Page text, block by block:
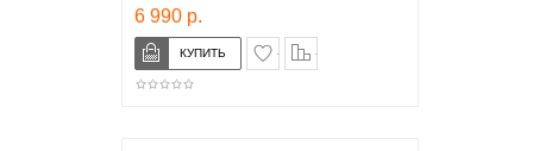
6 990 р.
в закладки